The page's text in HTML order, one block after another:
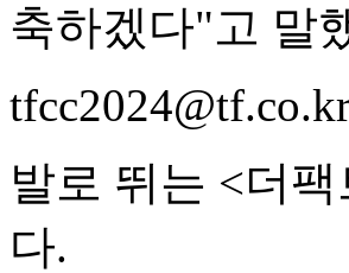
축하겠다"고 말
발로 뛰는 <더
다.